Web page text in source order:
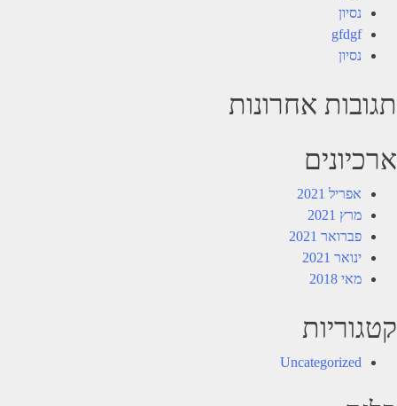
נסיון
gfdgf
נסיון
תגובות אחרונות
ארכיונים
אפריל 2021
מרץ 2021
פברואר 2021
ינואר 2021
מאי 2018
קטגוריות
Uncategorized